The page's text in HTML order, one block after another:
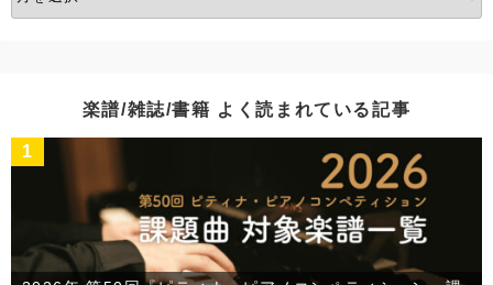
ー
楽譜/雑誌/書籍 よく読まれている記事
1